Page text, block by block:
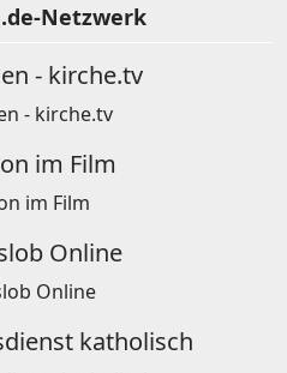
Netzwerk
- kirche.tv
im Film
Online